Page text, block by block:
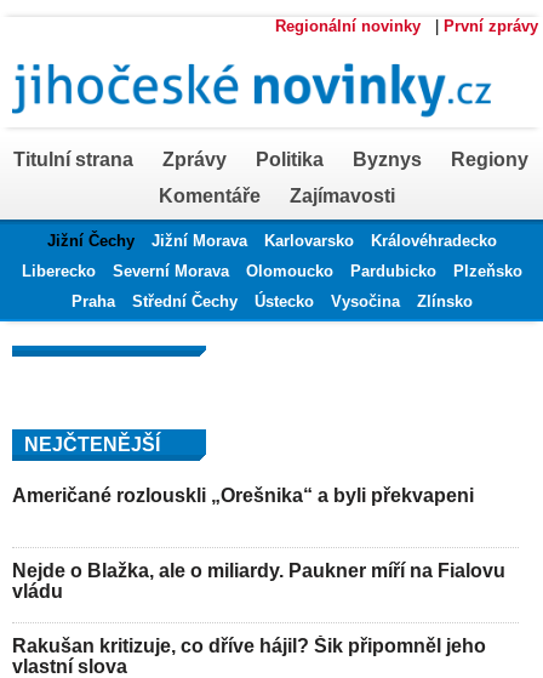
Regionální novinky První zprávy
Titulní strana Zprávy Politika Byznys
Regiony
Komentáře
Zajímavosti
Jižní Čechy Jižní Morava Karlovarsko
Královéhradecko
Liberecko
Severní Morava Olomoucko Pardubicko
Plzeňsko
Praha
Střední Čechy Ústecko Vysočina Zlínsko
NEJČTENĚJŠÍ
Američané rozlouskli „Orešnika“ a byli překvapeni
Nejde o Blažka, ale o miliardy. Paukner míří na Fialovu
vládu
Rakušan kritizuje, co dříve hájil? Šik připomněl jeho
vlastní slova